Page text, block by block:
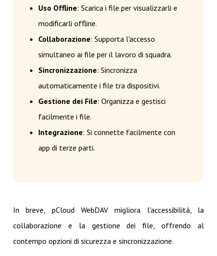
Uso Offline: Scarica i file per visualizzarli e
modificarli offline.
Collaborazione: Supporta l'accesso
simultaneo ai file per il lavoro di squadra.
Sincronizzazione: Sincronizza
automaticamente i file tra dispositivi.
Gestione dei File: Organizza e gestisci
facilmente i file.
Integrazione: Si connette facilmente con
app di terze parti.
In breve, pCloud WebDAV migliora l'accessibilità, la
collaborazione e la gestione dei file, offrendo al
contempo opzioni di sicurezza e sincronizzazione.